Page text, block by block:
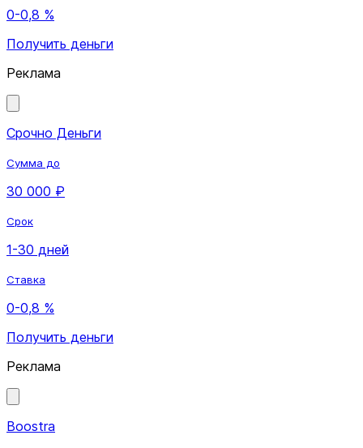
0-0,8 %
Получить деньги
Реклама
Срочно Деньги
Сумма до
30 000 ₽
Срок
1-30 дней
Ставка
0-0,8 %
Получить деньги
Реклама
Boostra